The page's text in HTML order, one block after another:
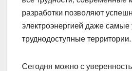
разработки позволяют
электроэнергией даже
труднодоступные территории.
Сегодня можно с